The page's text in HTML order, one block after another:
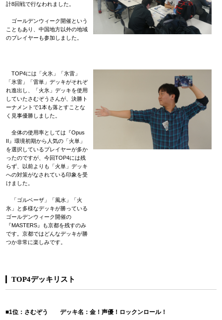
計8回戦で行なわれました。
ゴールデンウィーク開催という
こともあり、中国地方以外の地域
のプレイヤーも参加しました。
TOP4には「火氷」「氷雷」
「氷雷」「雷単」デッキがそれぞ
れ進出し、「火氷」デッキを使用
していたさむぞうさんが、決勝ト
ーナメントで1本も落とすことな
く見事優勝しました。
全体の使用率としては『Opus
II』環境初期から人気の「火単」
を選択しているプレイヤーが多か
ったのですが、今回TOP4には残
らず、以前よりも「火単」デッキ
への対策がなされている印象を受
けました。
「ゴルベーザ」「風水」「火
氷」と多様なデッキが勝っている
ゴールデンウィーク開催の
『MASTERS』も京都を残すのみ
です。京都ではどんなデッキが勝
つか非常に楽しみです。
TOP4デッキリスト
■1位：さむぞう デッキ名：金！声優！ロックンロール！